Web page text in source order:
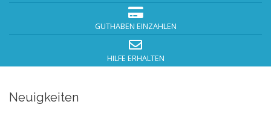
GUTHABEN EINZAHLEN
HILFE ERHALTEN
Neuigkeiten